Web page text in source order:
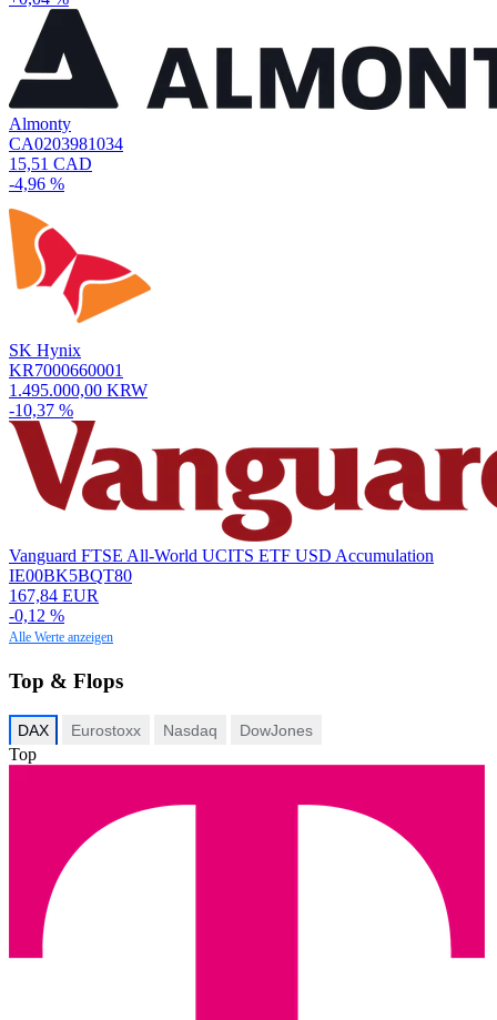
Almonty
CA0203981034
15,51 CAD
-4,96 %
SK Hynix
KR7000660001
1.495.000,00 KRW
-10,37 %
Vanguard FTSE All-World UCITS ETF USD Accumulation
IE00BK5BQT80
167,84 EUR
-0,12 %
Alle Werte anzeigen
Top & Flops
DAX Eurostoxx Nasdaq DowJones
Top